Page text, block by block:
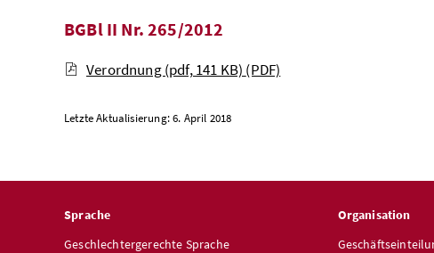
BGBl II Nr. 265/2012
Verordnung (pdf, 141 KB) (PDF)
Letzte Aktualisierung: 6. April 2018
Sprache
Geschlechtergerechte Sprache
Organisation